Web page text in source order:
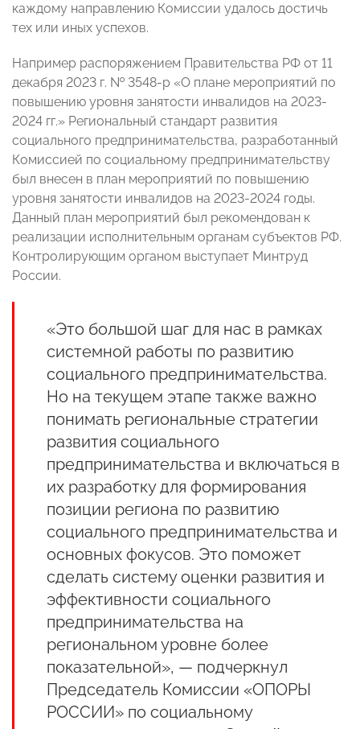
каждому направлению Комиссии удалось достичь
тех или иных успехов.
Например распоряжением Правительства РФ от 11
декабря 2023 г. № 3548-р «О плане мероприятий по
повышению уровня занятости инвалидов на 2023-
2024 гг.» Региональный стандарт развития
социального предпринимательства, разработанный
Комиссией по социальному предпринимательству
был внесен в план мероприятий по повышению
уровня занятости инвалидов на 2023-2024 годы.
Данный план мероприятий был рекомендован к
реализации исполнительным органам субъектов РФ.
Контролирующим органом выступает Минтруд
России.
«Это большой шаг для нас в рамках
системной работы по развитию
социального предпринимательства.
Но на текущем этапе также важно
понимать региональные стратегии
развития социального
предпринимательства и включаться в
их разработку для формирования
позиции региона по развитию
социального предпринимательства и
основных фокусов. Это поможет
сделать систему оценки развития и
эффективности социального
предпринимательства на
региональном уровне более
показательной», — подчеркнул
Председатель Комиссии «ОПОРЫ
РОССИИ» по социальному